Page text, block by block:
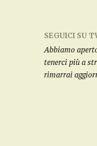
SEGUICI SU
Abbiamo
tenerci più a
rimarrai